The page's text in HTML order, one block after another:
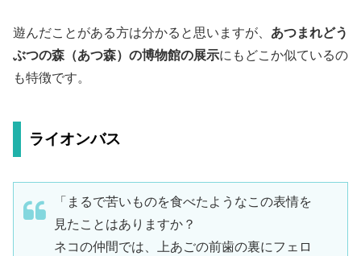
遊んだことがある方は分かると思いますが、 あつまれどう
ぶつの森（あつ森）の博物館の展示にもどこか似ているの
も特徴です。
ライオンバス
「まるで苦いものを食べたようなこの表情を
見たことはありますか？
ネコの仲間では、上あごの前歯の裏にフェロ